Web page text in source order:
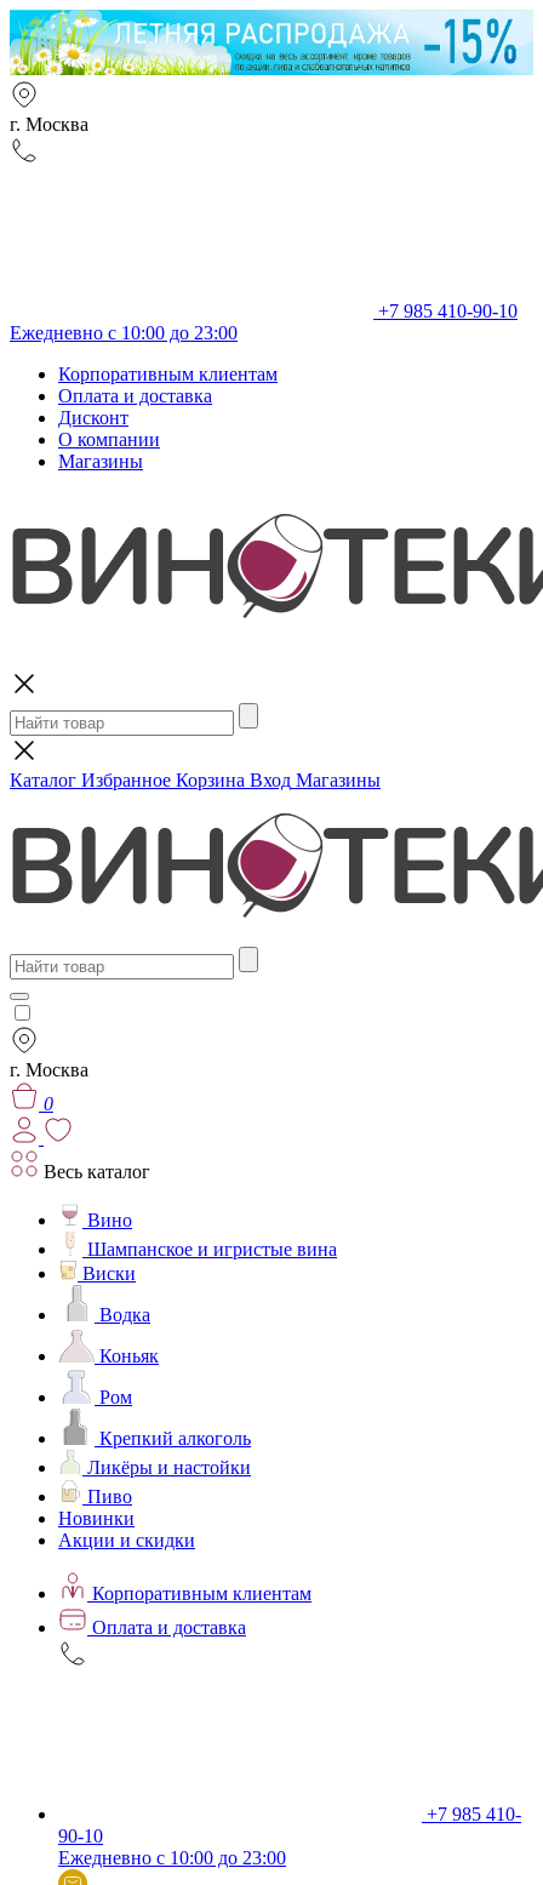
г. Москва
+7 985 410-90-10
Ежедневно с 10:00 до 23:00
Корпоративным клиентам
Оплата и доставка
Дисконт
О компании
Магазины
Каталог Избранное Корзина Вход Магазины
г. Москва
0
Весь каталог
Вино
Шампанское и игристые вина
Виски
Водка
Коньяк
Ром
Крепкий алкоголь
Ликёры и настойки
Пиво
Новинки
Акции и скидки
Корпоративным клиентам
Оплата и доставка
+7 985 410-
90-10
Ежедневно с 10:00 до 23:00